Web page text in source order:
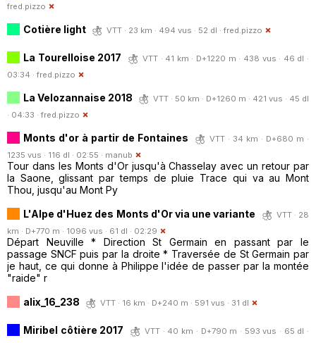
fred.pizzo
Cotière light VTT · 23 km · 494 vus · 52 dl · fred.pizzo
La Tourelloise 2017
VTT · 41 km · D+1220 m · 438 vus · 46 dl ·
03:34 · fred.pizzo
La Velozannaise 2018
VTT · 50 km · D+1260 m · 421 vus · 45 dl
· 04:33 · fred.pizzo
Monts d'or à partir de Fontaines
VTT · 34 km · D+680 m ·
1235 vus · 116 dl · 02:55 · manub
Tour dans les Monts d'Or jusqu'à Chasselay avec un retour par
la Saone, glissant par temps de pluie Trace qui va au Mont
Thou, jusqu'au Mont Py
L'Alpe d'Huez des Monts d'Or via une variante
VTT · 28
km · D+770 m · 1096 vus · 61 dl · 02:29
Départ Neuville * Direction St Germain en passant par le
passage SNCF puis par la droite * Traversée de St Germain par
je haut, ce qui donne à Philippe l'idée de passer par la montée
"raide" r
alix_16_238
VTT · 16 km · D+240 m · 591 vus · 31 dl
Miribel côtière 2017
VTT · 40 km · D+790 m · 593 vus · 65 dl ·